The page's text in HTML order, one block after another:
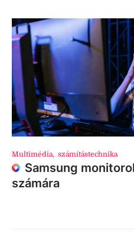
Multimédia, számítástechnika
Samsung
számára